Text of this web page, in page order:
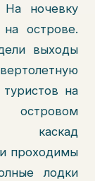
ночевку
острове.
выходы
на
каскад
проходимы
лодки